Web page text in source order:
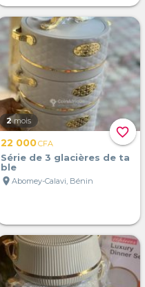
favorite_border
2 mois
22 000CFA
Série de 3 glacières de ta
ble
location_on Abomey-Calavi, Bénin